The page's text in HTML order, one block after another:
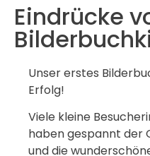
Eindrücke
Unser erstes
Erfolg!
Viele kleine
haben gespannt der
und die